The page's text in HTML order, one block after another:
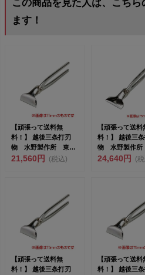
この商品を見た人は、こち
ます！
【頑張って送料無
料！】 越後三条打刃
物 水野製作所 東京
一光 掴箸クロームモ
21,560円 (税込)
【頑張って送料
料！】 越後三条
物 水野製作
一光 平掴箸ク
24,640円 (
【頑張って送料無
料！】 越後三条打刃
【頑張って送料
料！】 越後三条